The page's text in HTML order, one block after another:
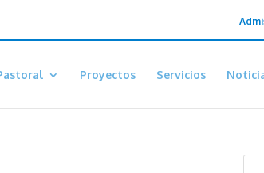
Proyectos Servicios